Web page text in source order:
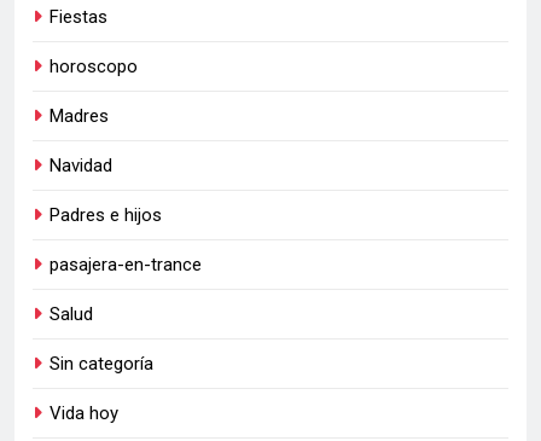
Fiestas
horoscopo
Madres
Navidad
Padres e hijos
pasajera-en-trance
Salud
Sin categoría
Vida hoy